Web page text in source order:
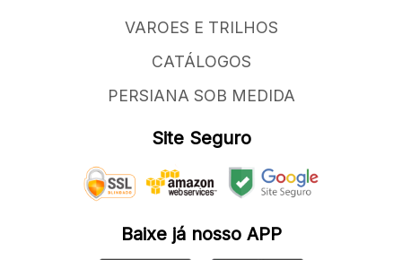
VAROES E TRILHOS
CATÁLOGOS
PERSIANA SOB MEDIDA
Site Seguro
Baixe já nosso APP